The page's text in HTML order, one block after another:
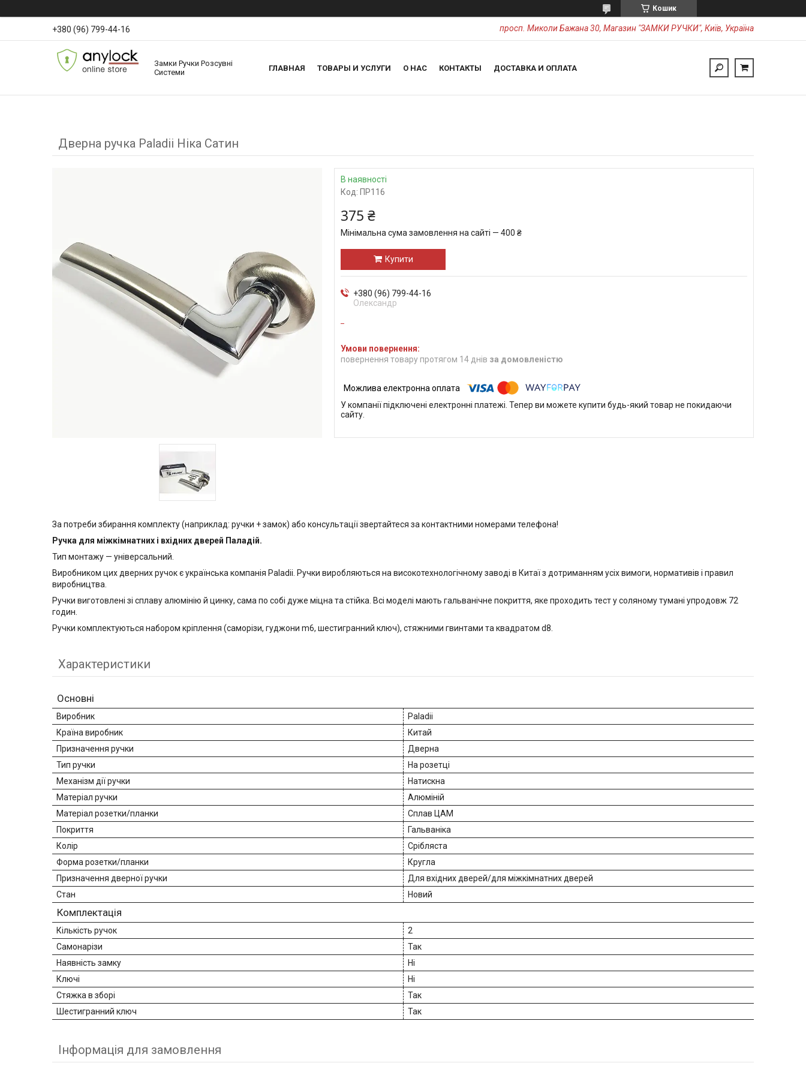
Кошик
+380 (96) 799-44-16 просп. Миколи Бажана 30, Магазин "ЗАМКИ РУЧКИ", Київ, Україна
Замки Ручки Розсувні
Системи
ГЛАВНАЯ ТОВАРЫ И УСЛУГИ О НАС КОНТАКТЫ ДОСТАВКА И ОПЛАТА
Дверна ручка Paladii Ніка Сатин
В наявності
Код: ПР116
375 ₴
Мінімальна сума замовлення на сайті — 400 ₴
Купити
+380 (96) 799-44-16
Олександр
повернення товару протягом 14 днів за домовленістю
У компанії підключені електронні платежі. Тепер ви можете купити будь-який товар не покидаючи
сайту.
За потреби збирання комплекту (наприклад: ручки + замок) або консультації звертайтеся за контактними номерами телефона!
Ручка для міжкімнатних і вхідних дверей Паладій.
Тип монтажу — універсальний.
Виробником цих дверних ручок є українська компанія Paladii. Ручки виробляються на високотехнологічному заводі в Китаї з дотриманням усіх вимоги, нормативів і правил
виробництва.
Ручки виготовлені зі сплаву алюмінію й цинку, сама по собі дуже міцна та стійка. Всі моделі мають гальванічне покриття, яке проходить тест у соляному тумані упродовж 72
годин.
Ручки комплектуються набором кріплення (саморізи, гуджони m6, шестигранний ключ), стяжними гвинтами та квадратом d8.
Характеристики
Основні
Виробник
Paladii
Країна виробник
Китай
Призначення ручки
Дверна
Тип ручки
На розетці
Механізм дії ручки
Натискна
Матеріал ручки
Алюміній
Матеріал розетки/планки
Сплав ЦАМ
Покриття
Гальваніка
Колір
Срібляста
Форма розетки/планки
Кругла
Призначення дверної ручки
Для вхідних дверей/для міжкімнатних дверей
Стан
Новий
Комплектація
Кількість ручок
2
Самонарізи
Так
Наявність замку
Ні
Ключі
Ні
Стяжка в зборі
Так
Шестигранний ключ
Так
Інформація для замовлення